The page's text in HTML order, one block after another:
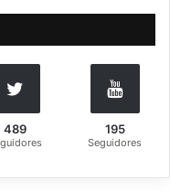
a
:
489 195
Seguidores